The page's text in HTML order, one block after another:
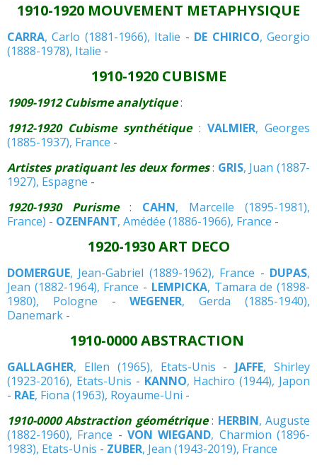
1910-1920 MOUVEMENT METAPHYSIQUE
CARRA, Carlo (1881-1966), Italie - DE CHIRICO, Georgio
(1888-1978), Italie -
1910-1920 CUBISME
1909-1912 Cubisme analytique:
1912-1920 Cubisme synthétique: VALMIER, Georges
(1885-1937), France -
Artistes pratiquant les deux formes: GRIS, Juan (1887-
1927), Espagne -
1920-1930 Purisme: CAHN, Marcelle (1895-1981),
France) - OZENFANT, Amédée (1886-1966), France -
1920-1930 ART DECO
DOMERGUE, Jean-Gabriel (1889-1962), France - DUPAS,
Jean (1882-1964), France - LEMPICKA, Tamara de (1898-
1980), Pologne -WEGENER, Gerda (1885-1940),
Danemark -
1910-0000 ABSTRACTION
GALLAGHER, Ellen (1965), Etats-Unis - JAFFE, Shirley
(1923-2016), Etats-Unis - KANNO, Hachiro (1944), Japon
- RAE, Fiona (1963), Royaume-Uni -
1910-0000 Abstraction géométrique: HERBIN, Auguste
(1882-1960), France -VON WIEGAND, Charmion (1896-
1983), Etats-Unis - ZUBER, Jean (1943-2019), France